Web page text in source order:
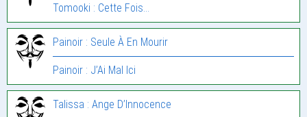
Tomooki : Cette Fois…
Painoir : Seule À En Mourir
Painoir : J’Ai Mal Ici
Talissa : Ange D’Innocence